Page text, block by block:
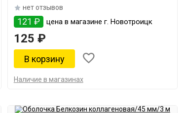
нет отзывов
121 ₽ цена в магазине г. Новотроицк
125 ₽
Наличие в магазинах